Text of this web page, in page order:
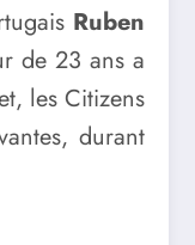
Ruben
de 23 ans a
les Citizens
durant